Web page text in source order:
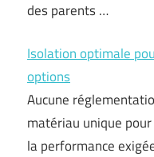
des parents …
Isolation optimale
options
Aucune
matériau unique
la performance